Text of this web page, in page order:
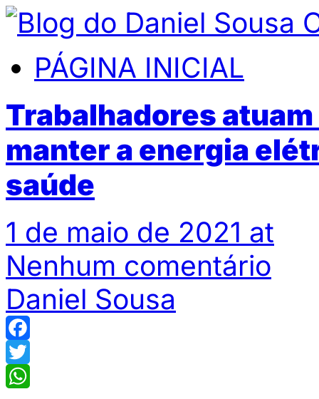
PÁGINA INICIAL
Trabalhadores
manter a energia
saúde
1 de maio de 2021 at
Nenhum comentário
Daniel Sousa
Facebook
Twitter